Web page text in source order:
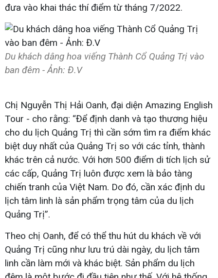
đưa vào khai thác thí điểm từ tháng 7/2022.
Du khách dâng hoa viếng Thành Cổ Quảng Trị vào
ban đêm - Ảnh: Đ.V
Chị Nguyễn Thị Hải Oanh, đại diện Amazing English
Tour - cho rằng: “Để định danh và tạo thương hiệu
cho du lịch Quảng Trị thì cần sớm tìm ra điểm khác
biệt duy nhất của Quảng Trị so với các tỉnh, thành
khác trên cả nước. Với hơn 500 điểm di tích lịch sử
các cấp, Quảng Trị luôn được xem là bảo tàng
chiến tranh của Việt Nam. Do đó, cần xác định du
lịch tâm linh là sản phẩm trọng tâm của du lịch
Quảng Trị”.
Theo chị Oanh, để có thể thu hút du khách về với
Quảng Trị cũng như lưu trú dài ngày, du lịch tâm
linh cần làm mới và khác biệt. Sản phẩm du lịch